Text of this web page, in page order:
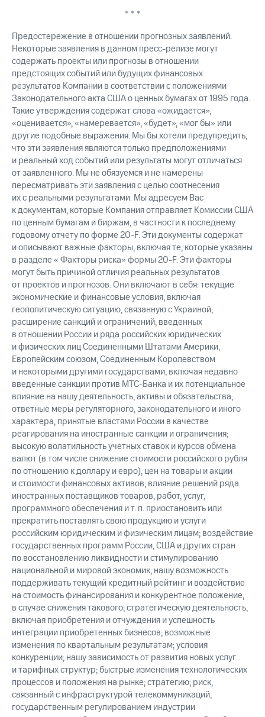
* * *
Предостережение в отношении прогнозных заявлений.
Некоторые заявления в данном пресс-релизе могут
содержать проекты или прогнозы в отношении
предстоящих событий или будущих финансовых
результатов Компании в соответствии с положениями
Законодательного акта США о ценных бумагах от 1995 года.
Такие утверждения содержат слова «ожидается»,
«оценивается», «намеревается», «будет», «мог бы» или
другие подобные выражения. Мы бы хотели предупредить,
что эти заявления являются только предположениями
и реальный ход событий или результаты могут отличаться
от заявленного. Мы не обязуемся и не намерены
пересматривать эти заявления с целью соотнесения
их с реальными результатами. Мы адресуем Вас
к документам, которые Компания отправляет Комиссии США
по ценным бумагам и биржам, в частности к последнему
годовому отчету по форме 20-F. Эти документы содержат
и описывают важные факторы, включая те, которые указаны
в разделе « Факторы риска» формы 20-F. Эти факторы
могут быть причиной отличия реальных результатов
от проектов и прогнозов. Они включают в себя: текущие
экономические и финансовые условия, включая
геополитическую ситуацию, связанную с Украиной;
расширение санкций и ограничений, введенных
в отношении России и ряда российских юридических
и физических лиц Соединенными Штатами Америки,
Европейским союзом, Соединенным Королевством
и некоторыми другими государствами, включая недавно
введенные санкции против МТС-Банка и их потенциальное
влияние на нашу деятельность, активы и обязательства;
ответные меры регуляторного, законодательного и иного
характера, принятые властями России в качестве
реагирования на иностранные санкции и ограничения;
высокую волатильность учетных ставок и курсов обмена
валют (в том числе снижение стоимости российского рубля
по отношению к доллару и евро), цен на товары и акции
и стоимости финансовых активов; влияние решений ряда
иностранных поставщиков товаров, работ, услуг,
программного обеспечения и т. п. приостановить или
прекратить поставлять свою продукцию и услуги
российским юридическим и физическим лицам; воздействие
государственных программ России, США и других стран
по восстановлению ликвидности и стимулированию
национальной и мировой экономик; нашу возможность
поддерживать текущий кредитный рейтинг и воздействие
на стоимость финансирования и конкурентное положение,
в случае снижения такового; стратегическую деятельность,
включая приобретения и отчуждения и успешность
интеграции приобретенных бизнесов; возможные
изменения по квартальным результатам; условия
конкуренции; нашу зависимость от развития новых услуг
и тарифных структур; быстрые изменения технологических
процессов и положения на рынке; стратегию; риск,
связанный с инфраструктурой телекоммуникаций,
государственным регулированием индустрии